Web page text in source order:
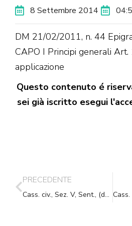
8 Settembre 2014
DM 21/02/2011, n. 44
CAPO I Principi generali
applicazione
Questo contenuto é
sei già iscritto esegui
PRECEDENTE
Cass. civ., Sez. V, Sent., (data ud. 17/06/2014) 05/09/2014, n. 18758